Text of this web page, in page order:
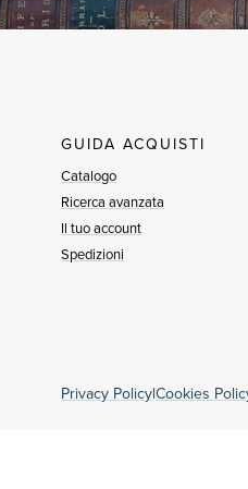
GUIDA ACQUISTI
Catalogo
Ricerca avanzata
Il tuo account
Spedizioni
Privacy Policy|Cookies